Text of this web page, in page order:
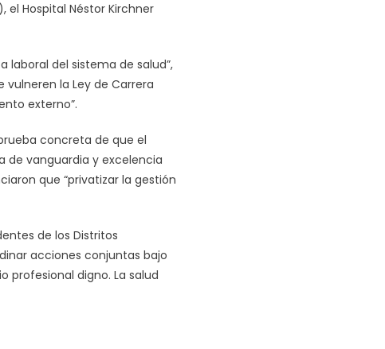
el Hospital Néstor Kirchner
laboral del sistema de salud”,
la Ley de Carrera
externo”.
concreta de que el
de vanguardia y excelencia
que “privatizar la gestión
de los Distritos
acciones conjuntas bajo
profesional digno. La salud